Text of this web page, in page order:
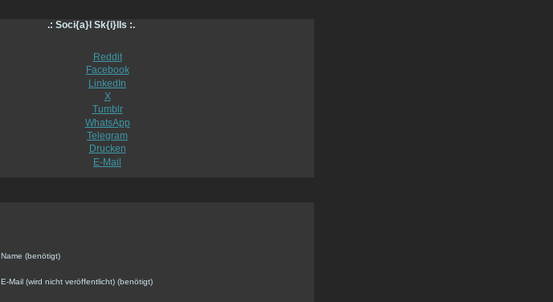
.: Soci{a}l Sk{i}lls :.
Reddit
Facebook
LinkedIn
X
Tumblr
WhatsApp
Telegram
Drucken
E-Mail
Name (benötigt)
E-Mail (wird nicht veröffentlicht) (benötigt)